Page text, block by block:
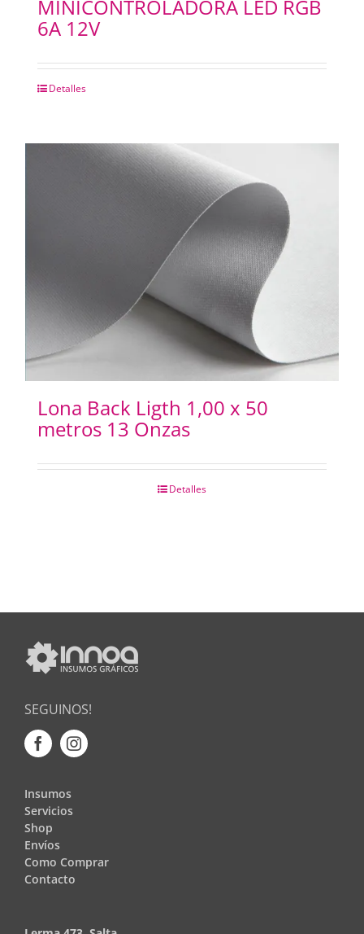
MINICONTROLADORA LED RGB
6A 12V
Detalles
Lona Back Ligth 1,00 x 50
metros 13 Onzas
Detalles
SEGUINOS!
Insumos
Servicios
Shop
Envíos
Como Comprar
Contacto